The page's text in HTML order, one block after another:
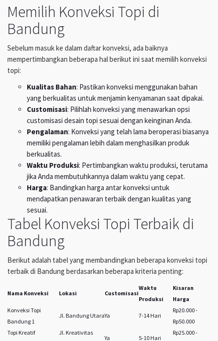
Memilih Konveksi Topi di
Bandung
Sebelum masuk ke dalam daftar konveksi, ada baiknya
mempertimbangkan beberapa hal berikut ini saat memilih konveksi
topi:
Kualitas Bahan: Pastikan konveksi menggunakan bahan
yang berkualitas untuk menjamin kenyamanan saat dipakai.
Customisasi: Pilihlah konveksi yang menawarkan opsi
customisasi desain topi sesuai dengan keinginan Anda.
Pengalaman: Konveksi yang telah lama beroperasi biasanya
memiliki pengalaman lebih dalam menghasilkan produk
berkualitas.
Waktu Produksi: Pertimbangkan waktu produksi, terutama
jika Anda membutuhkannya dalam waktu yang cepat.
Harga: Bandingkan harga antar konveksi untuk
mendapatkan penawaran terbaik dengan kualitas yang
sesuai.
Tabel Konveksi Topi Terbaik di
Bandung
Berikut adalah tabel yang membandingkan beberapa konveksi topi
terbaik di Bandung berdasarkan beberapa kriteria penting:
Nama Konveksi Lokasi Customisasi
Waktu
Produksi
Kisaran
Harga
Konveksi Topi
Bandung 1
Jl. Bandung UtaraYa 7-14 Hari
Rp20.000 -
Rp50.000
Topi Kreatif
Jl. Kreativitas
Ya 5-10 Hari
Rp25.000 -